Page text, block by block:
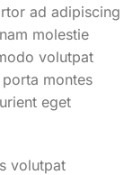
ad adipiscing
molestie
volutpat
montes
eget
volutpat